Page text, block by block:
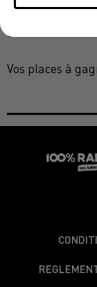
Prochain
contre Chartres
Vos places à